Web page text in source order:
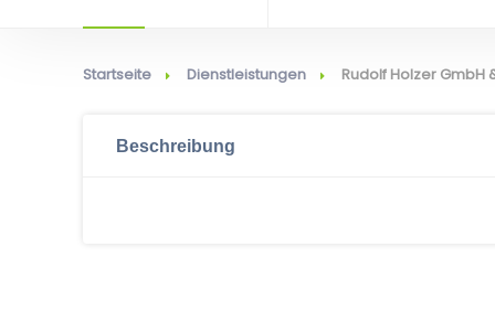
Startseite Dienstleistungen Rudolf Holzer GmbH
Beschreibung